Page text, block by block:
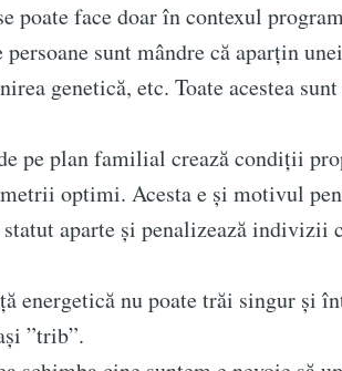
poate face doar în contexul
sunt mândre că aparțin
genetică, etc. Toate acestea
plan familial crează condiții
optimi. Acesta e și motivul
aparte și penalizează indivizii
nu poate trăi singur și
”trib”.